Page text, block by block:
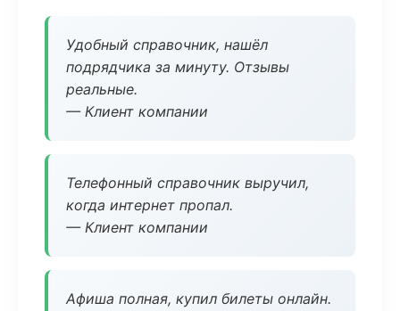
Удобный справочник, нашёл
подрядчика за минуту. Отзывы
реальные.
— Клиент компании
Телефонный справочник выручил,
когда интернет пропал.
— Клиент компании
Афиша полная, купил билеты онлайн.